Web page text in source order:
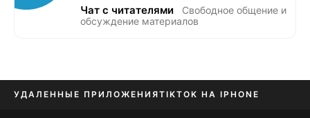
Чат с читателями
Свободное общение и
обсуждение материалов
УДАЛЕННЫЕ ПРИЛОЖЕНИЯTIKTOK НА IPHONE